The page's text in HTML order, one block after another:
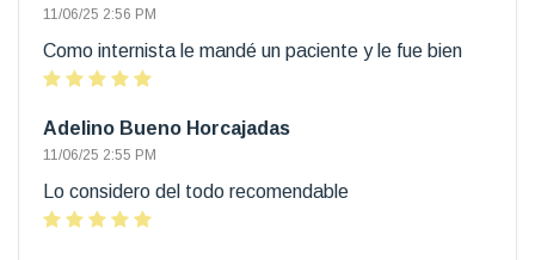
11/06/25 2:56 PM
Como internista le mandé un paciente y le fue bien
Adelino Bueno Horcajadas
11/06/25 2:55 PM
Lo considero del todo recomendable